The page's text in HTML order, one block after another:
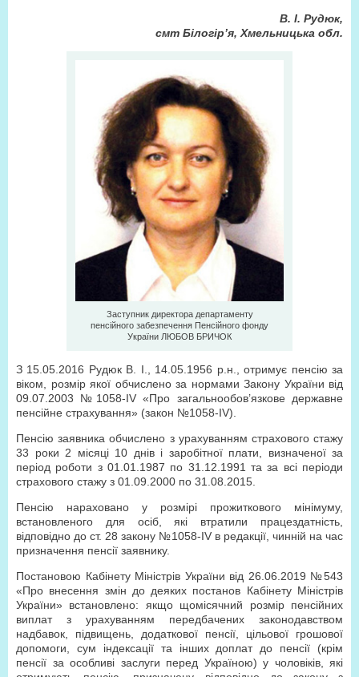
В. І. Рудюк,
смт Білогір’я, Хмельницька обл.
Заступник директора департаменту
пенсійного забезпечення Пенсійного фонду
України ЛЮБОВ БРИЧОК
З 15.05.2016 Рудюк В. І., 14.05.1956 р.н., отримує пенсію за
віком, розмір якої обчислено за нормами Закону України від
09.07.2003 №1058-IV «Про загальнообов’язкове державне
пенсійне страхування» (закон №1058-IV).
Пенсію заявника обчислено з урахуванням страхового стажу
33 роки 2 місяці 10 днів і заробітної плати, визначеної за
період роботи з 01.01.1987 по 31.12.1991 та за всі періоди
страхового стажу з 01.09.2000 по 31.08.2015.
Пенсію нараховано у розмірі прожиткового мінімуму,
встановленого для осіб, які втратили працездатність,
відповідно до ст. 28 закону №1058-IV в редакції, чинній на час
призначення пенсії заявнику.
Постановою Кабінету Міністрів України від 26.06.2019 №543
«Про внесення змін до деяких постанов Кабінету Міністрів
України» встановлено: якщо щомісячний розмір пенсійних
виплат з урахуванням передбачених законодавством
надбавок, підвищень, додаткової пенсії, цільової грошової
допомоги, сум індексації та інших доплат до пенсії (крім
пенсії за особливі заслуги перед Україною) у чоловіків, які